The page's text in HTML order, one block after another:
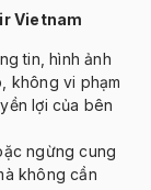
Vietnam
tin, hìnhảnh
không vi phạm
lợi của bên
ngừng cung
không cần